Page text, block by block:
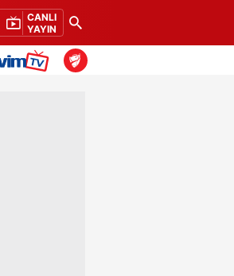
CANLI
YAYIN